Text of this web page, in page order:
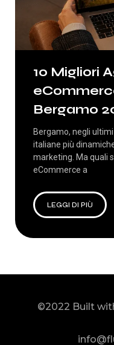
10 Migliori
Bergamo
Bergamo, negli
italiane più
marketing. Ma quali
eCommerce a
LEGGI DI PIÙ
©2022 Built